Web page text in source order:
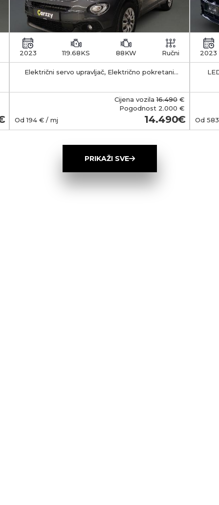
2023 119.68KS 88KW Ručni
Električni servo upravljač, Električno pokretani
Cijena vozila16.490 €
Pogodnost 2.000 €
Od194€ / mj 14.490
2023
Od 583
PRIKAŽI SVE